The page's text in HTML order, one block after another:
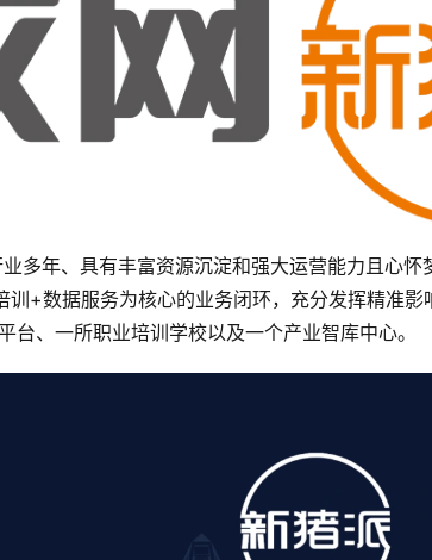
多年、具有丰富资源沉淀和强大运营能力且心
+数据服务为核心的业务闭环，充分发挥精准
、一所职业培训学校以及一个产业智库中心。